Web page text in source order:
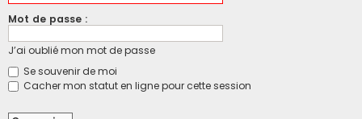
Mot de passe :
J’ai oublié mon mot de passe
Se souvenir de moi
Cacher mon statut en ligne pour cette session